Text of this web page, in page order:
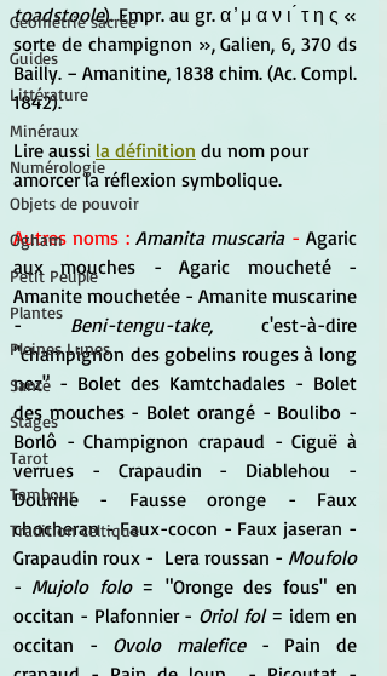
Géométrie sacrée
Guides
Littérature
Minéraux
Numérologie
Objets de pouvoir
Ogham
Petit Peuple
Plantes
Pleines Lunes
Santé
Stages
Tarot
Tambour
Tradition celtique
toadstoole). Empr. au gr. α ̓ μ α ν ι ́ τ η ς «
sorte de champignon », Galien, 6, 370 ds
Bailly. − Amanitine, 1838 chim. (Ac. Compl.
1842).
Lire aussi la définition du nom pour
amorcer la réflexion symbolique.
Autres noms : Amanita muscaria - Agaric
aux mouches - Agaric moucheté -
Amanite mouchetée - Amanite muscarine
- Beni-tengu-take, c'est-à-dire
"champignon des gobelins rouges à long
nez" - Bolet des Kamtchadales - Bolet
des mouches - Bolet orangé - Boulibo -
Borlô - Champignon crapaud - Ciguë à
verrues - Crapaudin - Diablehou -
Dourine - Fausse oronge - Faux
chocheran - Faux-cocon - Faux jaseran -
Grapaudin roux -  Lera roussan - Moufolo
- Mujolo folo = "Oronge des fous" en
occitan - Plafonnier - Oriol fol = idem en
occitan - Ovolo malefice - Pain de